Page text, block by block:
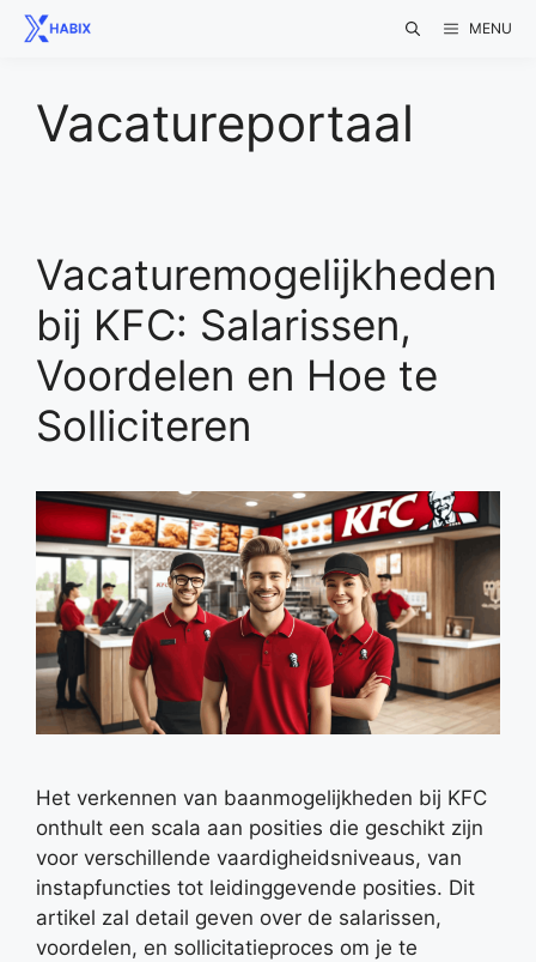
Skip
MENU
Vacatureportaal
Vacaturemogelijkheden
bij KFC: Salarissen,
Voordelen en Hoe te
Solliciteren
Het verkennen van baanmogelijkheden bij KFC
onthult een scala aan posities die geschikt zijn
voor verschillende vaardigheidsniveaus, van
instapfuncties tot leidinggevende posities. Dit
artikel zal detail geven over de salarissen,
voordelen, en sollicitatieproces om je te